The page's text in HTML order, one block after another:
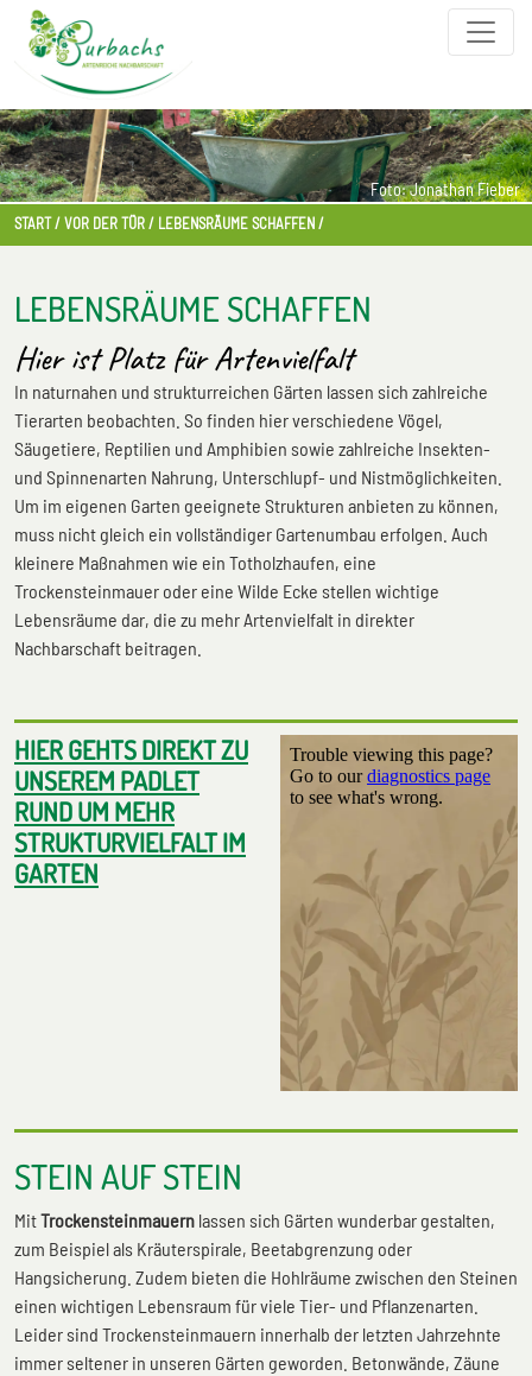
Foto: Jonathan Fieber
START VOR DER TÜR LEBENSRÄUME SCHAFFEN
LEBENSRÄUME SCHAFFEN
Hier ist Platz für Artenvielfalt
In naturnahen und strukturreichen Gärten lassen sich zahlreiche
Tierarten beobachten. So finden hier verschiedene Vögel,
Säugetiere, Reptilien und Amphibien sowie zahlreiche Insekten-
und Spinnenarten Nahrung, Unterschlupf- und Nistmöglichkeiten.
Um im eigenen Garten geeignete Strukturen anbieten zu können,
muss nicht gleich ein vollständiger Gartenumbau erfolgen. Auch
kleinere Maßnahmen wie ein Totholzhaufen, eine
Trockensteinmauer oder eine Wilde Ecke stellen wichtige
Lebensräume dar, die zu mehr Artenvielfalt in direkter
Nachbarschaft beitragen.
HIER GEHTS DIREKT ZU
UNSEREM PADLET
RUND UM MEHR
STRUKTURVIELFALT IM
GARTEN
STEIN AUF STEIN
MitTrockensteinmauern lassen sich Gärten wunderbar gestalten,
zum Beispiel als Kräuterspirale, Beetabgrenzung oder
Hangsicherung. Zudem bieten die Hohlräume zwischen den Steinen
einen wichtigen Lebensraum für viele Tier- und Pflanzenarten.
Leider sind Trockensteinmauern innerhalb der letzten Jahrzehnte
immer seltener in unseren Gärten geworden. Betonwände, Zäune